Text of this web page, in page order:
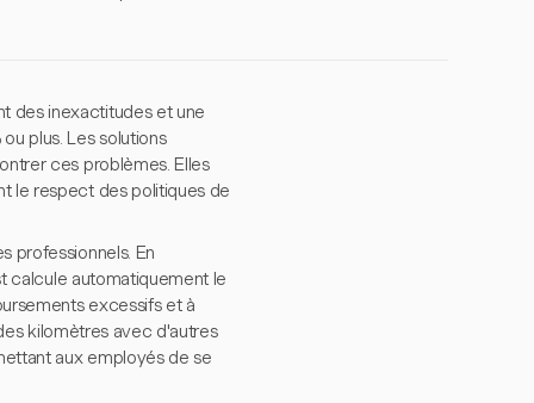
des inexactitudes et une
plus. Les solutions
ces problèmes. Elles
le respect des politiques de
professionnels. En
calcule automatiquement le
excessifs et à
kilomètres avec d'autres
aux employés de se